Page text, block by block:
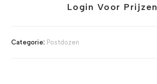
Login Voor Prijzen
Categorie: Postdozen